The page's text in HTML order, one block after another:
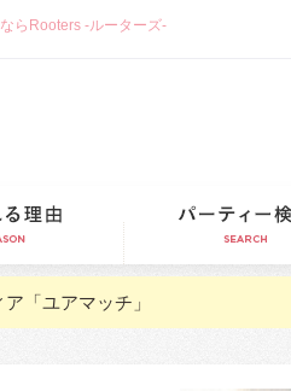
らRooters -ルーターズ-
「ユアマッチ」